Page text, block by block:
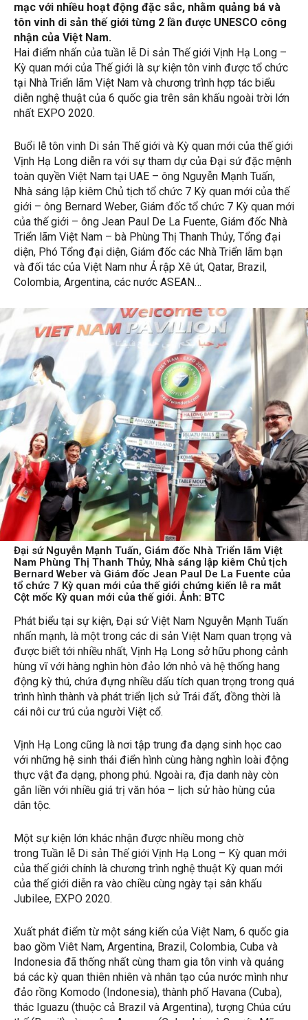
mạc với nhiều hoạt động đặc sắc, nhằm quảng bá và
tôn vinh di sản thế giới từng 2 lần được UNESCO công
nhận của Việt Nam.
Hai điểm nhấn của tuần lễ Di sản Thế giới Vịnh Hạ Long –
Kỳ quan mới của Thế giới là sự kiện tôn vinh được tổ chức
tại Nhà Triển lãm Việt Nam và chương trình hợp tác biểu
diễn nghệ thuật của 6 quốc gia trên sân khấu ngoài trời lớn
nhất EXPO 2020.
Buổi lễ tôn vinh Di sản Thế giới và Kỳ quan mới của thế giới
Vịnh Hạ Long diễn ra với sự tham dự của Đại sứ đặc mệnh
toàn quyền Việt Nam tại UAE – ông Nguyễn Mạnh Tuấn,
Nhà sáng lập kiêm Chủ tịch tổ chức 7 Kỳ quan mới của thế
giới – ông Bernard Weber, Giám đốc tổ chức 7 Kỳ quan mới
của thế giới – ông Jean Paul De La Fuente, Giám đốc Nhà
Triển lãm Việt Nam – bà Phùng Thị Thanh Thủy, Tổng đại
diện, Phó Tổng đại diện, Giám đốc các Nhà Triển lãm bạn
và đối tác của Việt Nam như Ả rập Xê út, Qatar, Brazil,
Colombia, Argentina, các nước ASEAN…
Đại sứ Nguyễn Mạnh Tuấn, Giám đốc Nhà Triển lãm Việt
Nam Phùng Thị Thanh Thủy, Nhà sáng lập kiêm Chủ tịch
Bernard Weber và Giám đốc Jean Paul De La Fuente của
tổ chức 7 Kỳ quan mới của thế giới chứng kiến lễ ra mắt
Cột mốc Kỳ quan mới của thế giới. Ảnh: BTC
Phát biểu tại sự kiện, Đại sứ Việt Nam Nguyễn Mạnh Tuấn
nhấn mạnh, là một trong các di sản Việt Nam quan trọng và
được biết tới nhiều nhất, Vịnh Hạ Long sở hữu phong cảnh
hùng vĩ với hàng nghìn hòn đảo lớn nhỏ và hệ thống hang
động kỳ thú, chứa đựng nhiều dấu tích quan trọng trong quá
trình hình thành và phát triển lịch sử Trái đất, đồng thời là
cái nôi cư trú của người Việt cổ.
Vịnh Hạ Long cũng là nơi tập trung đa dạng sinh học cao
với những hệ sinh thái điển hình cùng hàng nghìn loài động
thực vật đa dạng, phong phú. Ngoài ra, địa danh này còn
gắn liền với nhiều giá trị văn hóa – lịch sử hào hùng của
dân tộc.
Một sự kiện lớn khác nhận được nhiều mong chờ
trong Tuần lễ Di sản Thế giới Vịnh Hạ Long – Kỳ quan mới
của thế giới chính là chương trình nghệ thuật Kỳ quan mới
của thế giới diễn ra vào chiều cùng ngày tại sân khấu
Jubilee, EXPO 2020.
Xuất phát điểm từ một sáng kiến của Việt Nam, 6 quốc gia
bao gồm Viêt Nam, Argentina, Brazil, Colombia, Cuba và
Indonesia đã thống nhất cùng tham gia tôn vinh và quảng
bá các kỳ quan thiên nhiên và nhân tạo của nước mình như
đảo rồng Komodo (Indonesia), thành phố Havana (Cuba),
thác Iguazu (thuộc cả Brazil và Argentina), tượng Chúa cứu